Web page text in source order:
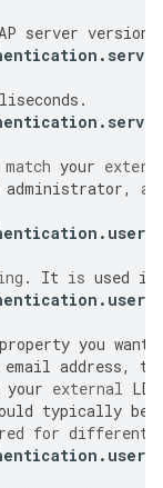
server version
. server
.
. server
match your
administrator,
. user
. It is used
. user
property you want
email address,
your external
typically be
for different
. user